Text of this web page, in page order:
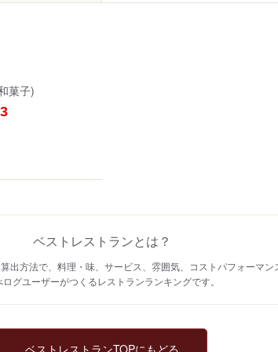
菓子)
ベストレストランとは？
出方法で、料理・味、サービス、雰囲気、コストパフォーマン
ログユーザーがつくるレストランランキングです。
ベストレストランTOPにもどる